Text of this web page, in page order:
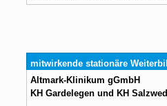
mitwirkende stationäre
Altmark-Klinikum gGmbH
KH Gardelegen und KH